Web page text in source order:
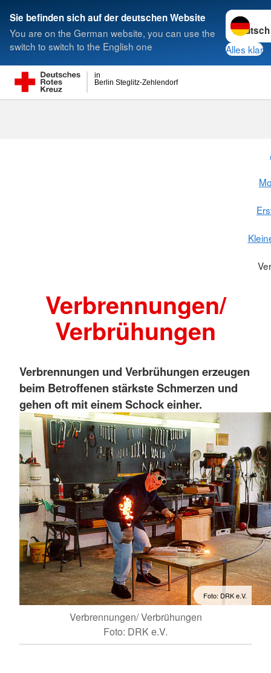
Sie befinden sich auf der deutschen Website
You are on the German website, you can use the
switch to switch to the English one
Sprache
Alles klar
Berlin Steglitz-Zehlendorf
in
Suche
Verbrennungen/
Verbrühungen
Verbrennungen und Verbrühungen erzeugen
beim Betroffenen stärkste Schmerzen und
gehen oft mit einem Schock einher.
Foto: DRK e.V.
Verbrennungen/ Verbrühungen
Foto: DRK e.V.